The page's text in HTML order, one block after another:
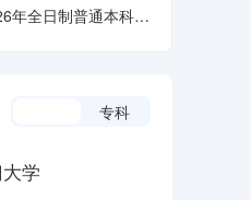
年全日制普通本科招
专科
学